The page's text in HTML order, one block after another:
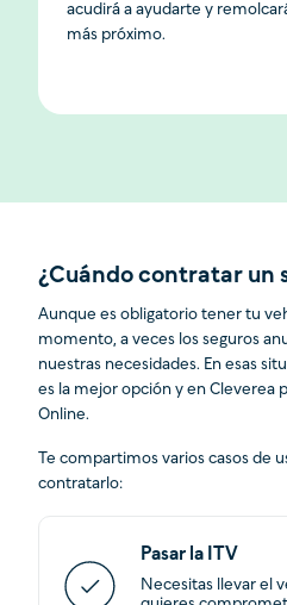
acudirá a ayudarte y
más próximo.
¿Cuándo contratar un
Aunque es obligatorio tener tu
momento, a veces los seguros
nuestras necesidades. En esas
es la mejor opción y en Cleverea
Online.
Te compartimos varios casos de
contratarlo:
Pasar la ITV
Necesitas llevar el